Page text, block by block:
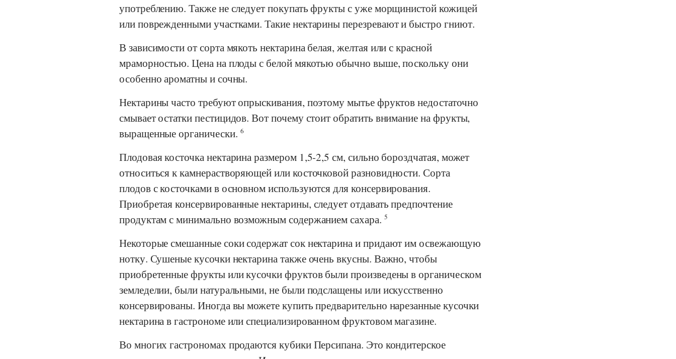
употреблению. Также не следует покупать фрукты с уже морщинистой кожицей
или поврежденными участками. Такие нектарины перезревают и быстро гниют.
В зависимости от сорта мякоть нектарина белая, желтая или с красной
мраморностью. Цена на плоды с белой мякотью обычно выше, поскольку они
особенно ароматны и сочны.
Нектарины часто требуют опрыскивания, поэтому мытье фруктов недостаточно
смывает остатки пестицидов. Вот почему стоит обратить внимание на фрукты,
выращенные органически. 6
Плодовая косточка нектарина размером 1,5-2,5 см, сильно бороздчатая, может
относиться к камнерастворяющей или косточковой разновидности. Сорта
плодов с косточками в основном используются для консервирования.
Приобретая консервированные нектарины, следует отдавать предпочтение
продуктам с минимально возможным содержанием сахара. 5
Некоторые смешанные соки содержат сок нектарина и придают им освежающую
нотку. Сушеные кусочки нектарина также очень вкусны. Важно, чтобы
приобретенные фрукты или кусочки фруктов были произведены в органическом
земледелии, были натуральными, не были подслащены или искусственно
консервированы. Иногда вы можете купить предварительно нарезанные кусочки
нектарина в гастрономе или специализированном фруктовом магазине.
Во многих гастрономах продаются кубики Персипана. Это кондитерское